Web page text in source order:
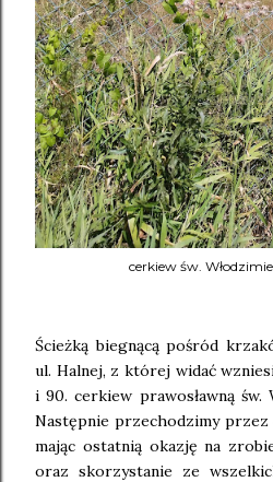
cerkiew św.
Ścieżką biegnącą pośród
ul. Halnej, z której widać
i 90. cerkiew prawosławną św.
Następnie przechodzimy przez
mając ostatnią okazję na
oraz skorzystanie ze